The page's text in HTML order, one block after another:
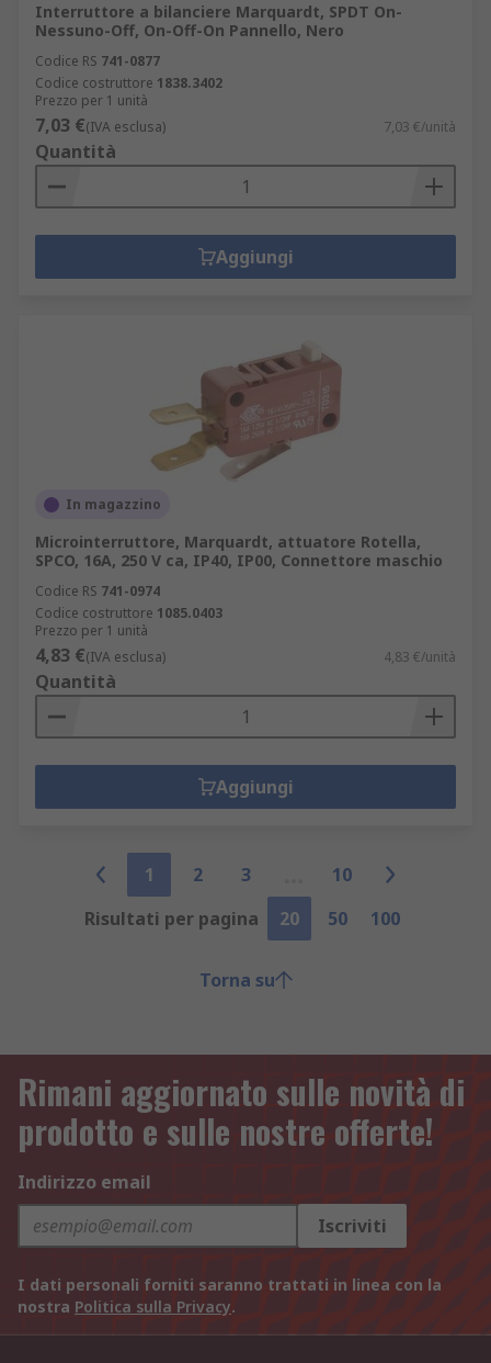
Interruttore a bilanciere Marquardt, SPDT On-
Nessuno-Off, On-Off-On Pannello, Nero
Codice RS 741-0877
Codice costruttore 1838.3402
Prezzo per 1 unità
7,03 €(IVA esclusa) 7,03 €/unità
Quantità
Aggiungi
In magazzino
Microinterruttore, Marquardt, attuatore Rotella,
SPCO, 16A, 250 V ca, IP40, IP00, Connettore maschio
Codice RS 741-0974
Codice costruttore 1085.0403
Prezzo per 1 unità
4,83 €(IVA esclusa) 4,83 €/unità
Quantità
Aggiungi
1 2 3
10
Risultati per pagina
20 50 100
Torna su
Rimani aggiornato sulle novità di
prodotto e sulle nostre offerte!
Indirizzo email
Iscriviti
I dati personali forniti saranno trattati in linea con la
nostra Politica sulla Privacy.